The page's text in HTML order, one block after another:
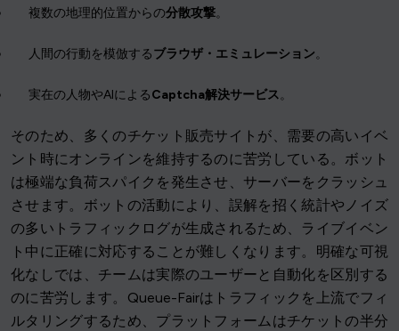
複数の地理的位置からの分散攻撃。
人間の行動を模倣するブラウザ・エミュレーション。
実在の人物やAIによるCaptcha解決サービス。
そのため、多くのチケット販売サイトが、需要の高いイベ
ント時にオンラインを維持するのに苦労している。ボット
は極端な負荷スパイクを発生させ、サーバーをクラッシュ
させます。ボットの活動により、誤解を招く統計やノイズ
の多いトラフィックログが生成されるため、ライブイベン
ト中に正確に対応することが難しくなります。明確な可視
化なしでは、チームは実際のユーザーと自動化を区別する
のに苦労します。Queue-Fairはトラフィックを上流でフィ
ルタリングするため、プラットフォームはチケットの半分